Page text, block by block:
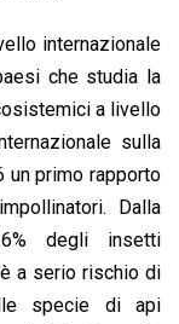
internazionale
che studia la
a livello
sulla
un primo rapporto
Dalla
degli insetti
a serio rischio di
specie di api